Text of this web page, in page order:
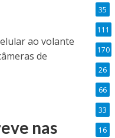
ao volante
de
nas
35
111
170
26
66
33
16